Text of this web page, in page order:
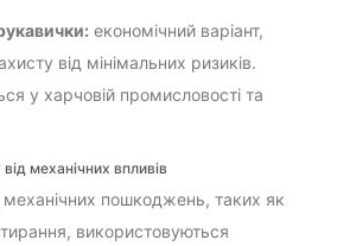
економічний варіант,
від мінімальних ризиків.
у харчовій промисловості та
механічних впливів
механічних пошкоджень, таких як
використовуються